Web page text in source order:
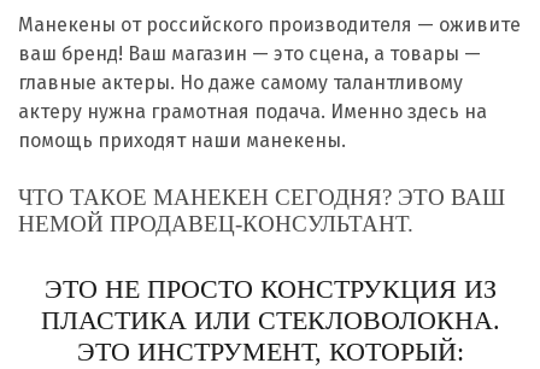
Манекены от российского производителя — оживите
ваш бренд! Ваш магазин — это сцена, а товары —
главные актеры. Но даже самому талантливому
актеру нужна грамотная подача. Именно здесь на
помощь приходят наши манекены.
ЧТО ТАКОЕ МАНЕКЕН СЕГОДНЯ? ЭТО ВАШ
НЕМОЙ ПРОДАВЕЦ-КОНСУЛЬТАНТ.
ЭТО НЕ ПРОСТО КОНСТРУКЦИЯ ИЗ
ПЛАСТИКА ИЛИ СТЕКЛОВОЛОКНА.
ЭТО ИНСТРУМЕНТ, КОТОРЫЙ: